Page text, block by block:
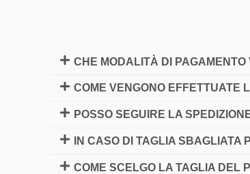
CHE MODALITÀ DI PAGAMENTO
COME VENGONO EFFETTUATE
POSSO SEGUIRE LA
IN CASO DI TAGLIA SBAGLIATA
COME SCELGO LA TAGLIA DEL